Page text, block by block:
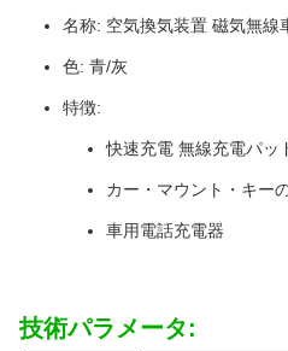
名称: 空気換気装置 磁気無線
色: 青/灰
特徴:
快速充電 無線充電パッ
カー・マウント・キー
車用電話充電器
技術パラメータ: